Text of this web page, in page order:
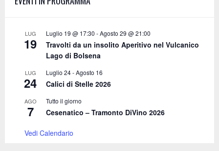
LUG
19
Luglio 19 @ 17:30 -Agosto 29 @ 21:00
Travolti da un insolito Aperitivo nel Vulcanico
Lago di Bolsena
LUG
24
Luglio 24-Agosto 16
Calici di Stelle 2026
AGO
7
Tutto il giorno
Cesenatico – Tramonto DiVino 2026
Vedi Calendario